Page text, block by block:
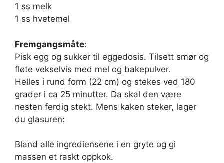
1 ss melk
1 ss hvetemel
Fremgangsmåte:
Pisk egg og sukker til eggedosis. Tilsett smør og
fløte vekselvis med mel og bakepulver.
Helles i rund form (22 cm) og stekes ved 180
grader i ca 25 minutter. Da skal den være
nesten ferdig stekt. Mens kaken steker, lager
du glasuren:
Bland alle ingrediensene i en gryte og gi
massen et raskt oppkok.